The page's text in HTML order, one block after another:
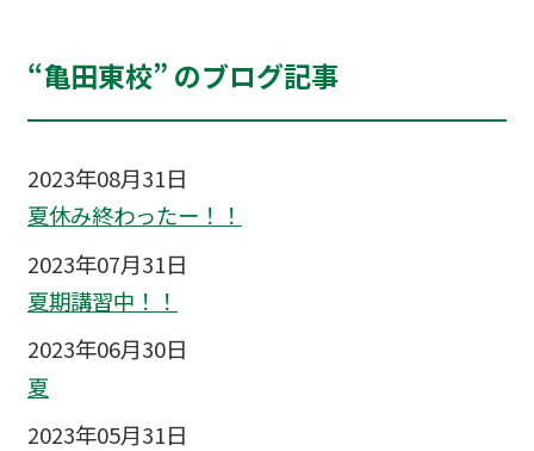
“亀田東校” のブログ記事
2023年08月31日
夏休み終わったー！！
2023年07月31日
夏期講習中！！
2023年06月30日
夏
2023年05月31日